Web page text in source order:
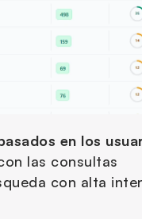
en los
las consultas
con alta